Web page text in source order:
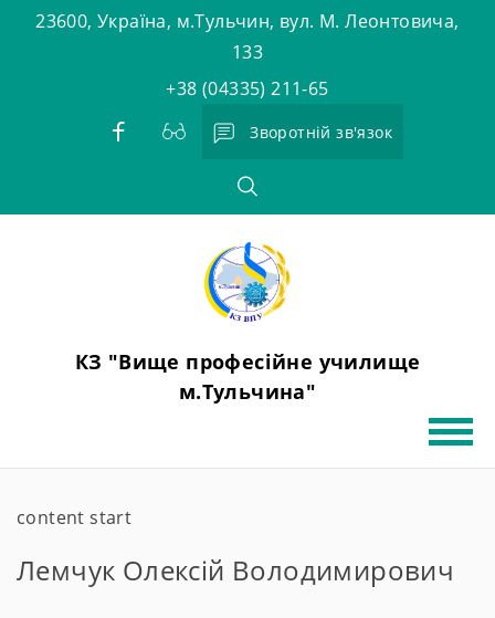
23600, Україна, м.Тульчин, вул. М. Леонтовича,
133
+38 (04335) 211-65
Зворотній зв'язок
КЗ "Вище професійне училище
м.Тульчина"
content start
Лемчук Олексій Володимирович